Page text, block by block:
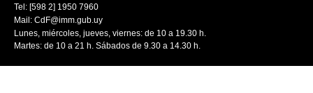
Tel: [598 2] 1950 7960
Mail: CdF@imm.gub.uy
Lunes, miércoles, jueves, viernes: de 10 a 19.30 h.
Martes: de 10 a 21 h. Sábados de 9.30 a 14.30 h.